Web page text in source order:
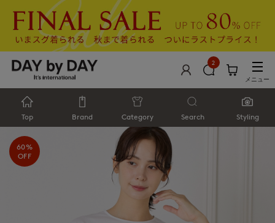
2
メニュー
Top Brand Category Search Styling
60%
OFF